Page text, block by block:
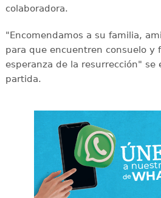
colaboradora.
"Encomendamos a su familia,
para que encuentren consuelo y
esperanza de la resurrección" se
partida.